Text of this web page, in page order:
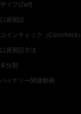
ザイフ(Zaif)
口座開設
コインチェック（Coincheck）
口座開設方法
未分類
バイナリー関連動画